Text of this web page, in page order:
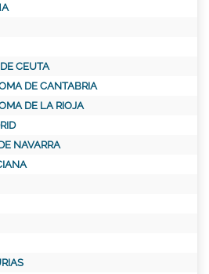
CEUTA
DE CANTABRIA
DE LA RIOJA
NAVARRA